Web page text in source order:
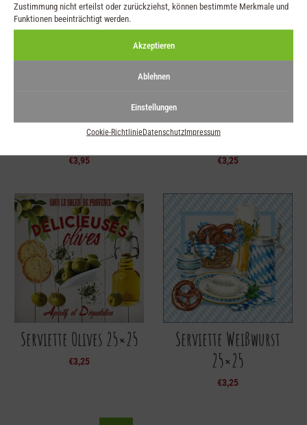
Zustimmung nicht erteilst oder zurückziehst, können bestimmte Merkmale und
Funktionen beeinträchtigt werden.
Akzeptieren
Ablehnen
Einstellungen
Cookie-RichtlinieDatenschutzImpressum
Serviette Italian
Vegetables 33×33
€3,95
Serviette Oil Bottles
25×25
€3,25
Serviette Olives 25×25
€3,25
Serviette Weißwurst
25×25
€3,25